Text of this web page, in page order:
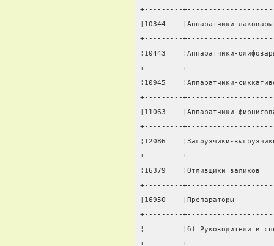
+---------
¦10344    ¦Аппаратчики-
+---------
¦10443    ¦Аппаратчики-
+---------
¦10945    ¦Аппаратчики-
+---------
¦11063    ¦Аппаратчики-
+---------
¦12086    ¦Загрузчики-
+---------
¦16379    ¦Отливщики
+---------
¦16950
+---------
¦         ¦б) Руководители
+---------